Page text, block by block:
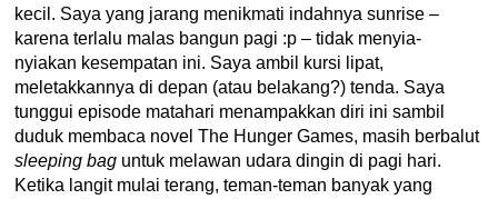
kecil. Saya yang jarang menikmati indahnya sunrise –
karena terlalu malas bangun pagi :p – tidak menyia-
nyiakan kesempatan ini. Saya ambil kursi lipat,
meletakkannya di depan (atau belakang?) tenda. Saya
tunggui episode matahari menampakkan diri ini sambil
duduk membaca novel The Hunger Games, masih berbalut
sleeping bag untuk melawan udara dingin di pagi hari.
Ketika langit mulai terang, teman-teman banyak yang